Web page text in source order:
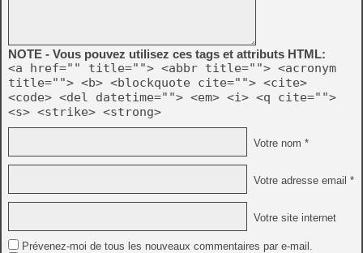
NOTE - Vous pouvez utilisez ces tags et attributs HTML:
<a href="" title=""> <abbr title=""> <acronym
title=""> <b> <blockquote cite=""> <cite>
<code> <del datetime=""> <em> <i> <q cite="">
<s> <strike> <strong>
Votre nom *
Votre adresse email *
Votre site internet
Prévenez-moi de tous les nouveaux commentaires par e-mail.